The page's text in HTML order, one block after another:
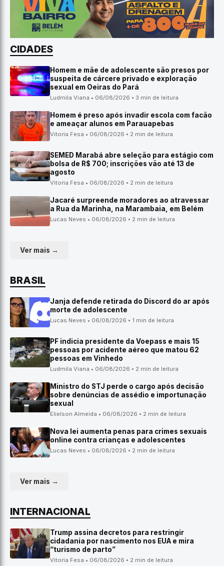
CIDADES
Homem e mãe de adolescente são presos por
suspeita de cárcere privado e exploração
sexual em Oeiras do Pará
Ludmila Viana • 06/08/2026 • 3 min de leitura
Homem é preso após invadir escola com facão
e ameaçar alunos em Parauapebas
Vitoria Fesa • 06/08/2026 • 2 min de leitura
SEMED Marabá abre seleção para estágio com
bolsa de R$ 700; inscrições vão até 13 de
agosto
Vitoria Fesa • 06/08/2026 • 2 min de leitura
Jacaré surpreende moradores ao atravessar
a Rua da Marinha, na Marambaia, em Belém
Lucas Neves • 06/08/2026 • 2 min de leitura
Ver mais →
BRASIL
Janja defende retirada do Discord do ar após
morte de adolescente
Lucas Neves • 06/08/2026 • 1 min de leitura
PF indicia presidente da Voepass e mais 15
pessoas por acidente aéreo que matou 62
pessoas em Vinhedo
Ludmila Viana • 06/08/2026 • 2 min de leitura
Ministro do STJ perde o cargo após decisão
sobre denúncias de assédio e importunação
sexual
Elielson Almeida • 06/08/2026 • 2 min de leitura
Nova lei aumenta penas para crimes sexuais
online contra crianças e adolescentes
Lucas Neves • 06/08/2026 • 2 min de leitura
Ver mais →
INTERNACIONAL
Trump assina decretos para restringir
cidadania por nascimento nos EUA e mira
“turismo de parto”
Vitoria Fesa • 06/08/2026 • 2 min de leitura